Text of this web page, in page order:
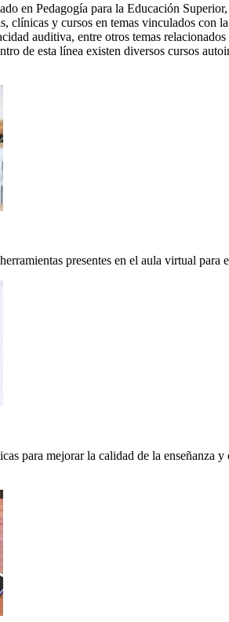
en Pedagogía para la Educación
clínicas y cursos en temas vinculados con
auditiva, entre otros temas
de esta línea existen diversos cursos
presentes en el aula virtual
para mejorar la calidad de la